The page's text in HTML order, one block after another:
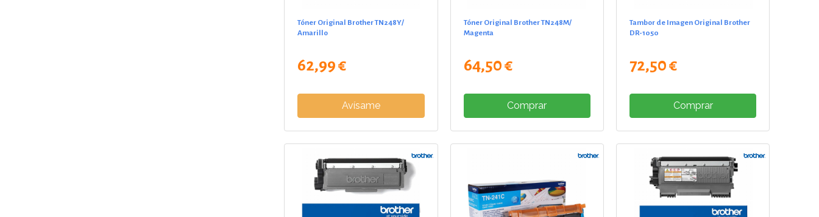
Tóner Original Brother TN248Y/
Amarillo
62,99 €
Avísame
Tóner Original Brother TN248M/
Magenta
64,50 €
Comprar
Tambor de Imagen Original Brother
DR-1050
72,50 €
Comprar